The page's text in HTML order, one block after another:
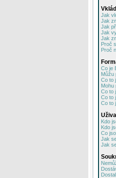
Jak
Jak
Jak
Jak
Jak
Proč
Proč
Co je
Můžu
Co to
Mohu
Co to
Co to
Co to
Kdo
Kdo
Co
Jak
Jak